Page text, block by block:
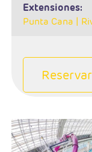
extensiones:
Punta Cana |
Reservar
- Salidas:
- Ruta: 1 noche